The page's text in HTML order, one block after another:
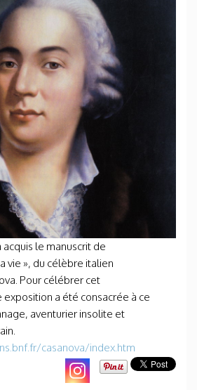
acquis le manuscrit de
vie », du célèbre italien
Pour célébrer cet
a été consacrée à ce
aventurier insolite et
casanova/index.htm